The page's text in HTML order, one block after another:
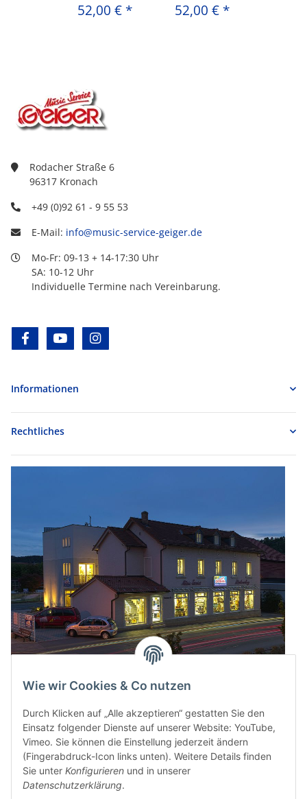
Wie wir Cookies & Co nutzen
Durch Klicken auf „Alle akzeptieren“ gestatten Sie den
Einsatz folgender Dienste auf unserer Website: YouTube,
Vimeo. Sie können die Einstellung jederzeit ändern
(Fingerabdruck-Icon links unten). Weitere Details finden
Sie unter Konfigurieren und in unserer
Datenschutzerklärung.
52,00 € * 52,00 € *
Rodacher Straße 6
96317 Kronach
+49 (0)92 61 - 9 55 53
E-Mail: info@music-service-geiger.de
Mo-Fr: 09-13 + 14-17:30 Uhr
SA: 10-12 Uhr
Individuelle Termine nach Vereinbarung.
facebookyoutube
Informationen
Rechtliches